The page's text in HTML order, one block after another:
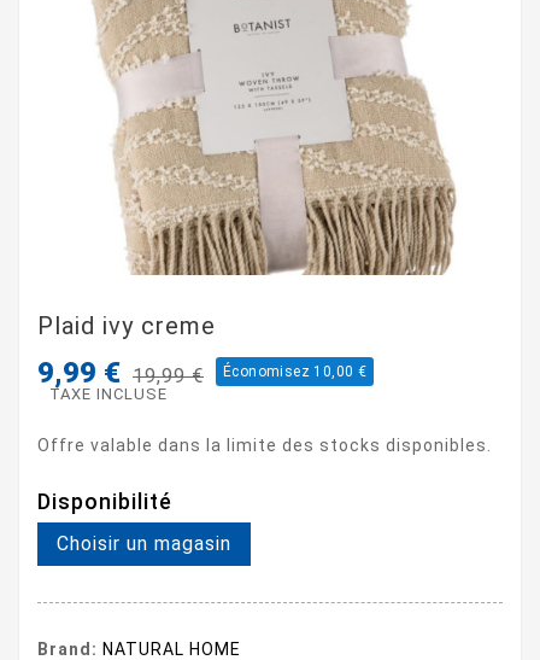
Plaid ivy creme
9,99 € 19,99 € Économisez 10,00 €
TAXE INCLUSE
Offre valable dans la limite des stocks disponibles.
Disponibilité
Choisir un magasin
Brand: NATURAL HOME